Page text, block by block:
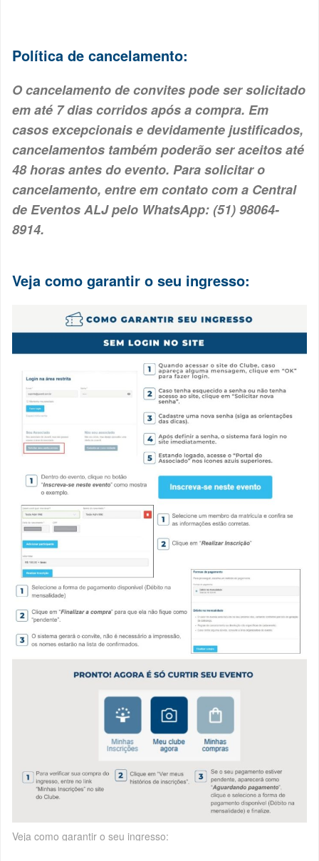
Política de cancelamento:
O cancelamento de convites pode ser solicitado
em até 7 dias corridos após a compra. Em
casos excepcionais e devidamente justificados,
cancelamentos também poderão ser aceitos até
48 horas antes do evento. Para solicitar o
cancelamento, entre em contato com a Central
de Eventos ALJ pelo WhatsApp: (51) 98064-
8914.
Veja como garantir o seu ingresso:
Veja como garantir o seu ingresso: